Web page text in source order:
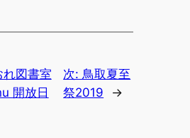
れ図書室
開放日
次: 鳥取夏至
祭2019
→